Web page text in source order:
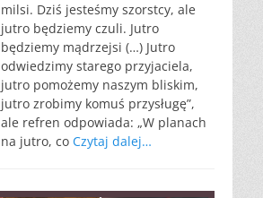
milsi. Dziś jesteśmy szorstcy, ale
jutro będziemy czuli. Jutro
będziemy mądrzejsi (…) Jutro
odwiedzimy starego przyjaciela,
jutro pomożemy naszym bliskim,
jutro zrobimy komuś przysługę”,
ale refren odpowiada: „W planach
na jutro, co Czytaj dalej…